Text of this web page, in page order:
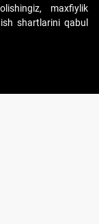
maxfiylik
shartlarini qabul